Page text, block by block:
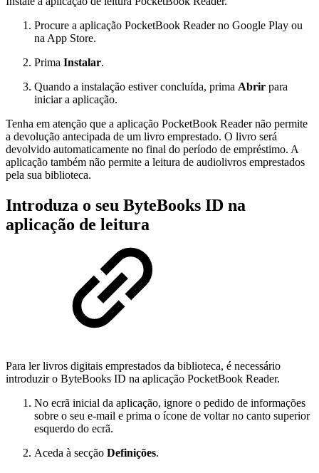
Procure a aplicação PocketBook Reader no Google Play ou
na App Store.
Prima Instalar.
Quando a instalação estiver concluída, prima Abrir para
iniciar a aplicação.
Tenha em atenção que a aplicação PocketBook Reader não permite
a devolução antecipada de um livro emprestado. O livro será
devolvido automaticamente no final do período de empréstimo. A
aplicação também não permite a leitura de audiolivros emprestados
pela sua biblioteca.
Introduza o seu ByteBooks ID na
aplicação de leitura
Para ler livros digitais emprestados da biblioteca, é necessário
introduzir o ByteBooks ID na aplicação PocketBook Reader.
No ecrã inicial da aplicação, ignore o pedido de informações
sobre o seu e-mail e prima o ícone de voltar no canto superior
esquerdo do ecrã.
Aceda à secção Definições.